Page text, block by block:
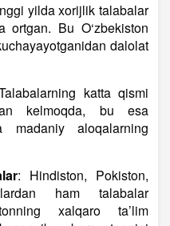
yilda xorijlik talabalar
ortgan. Bu O‘zbekiston
dalolat
katta qismi
kelmoqda, bu esa
aloqalarning
: Hindiston, Pokiston,
ham talabalar
xalqaro ta’lim